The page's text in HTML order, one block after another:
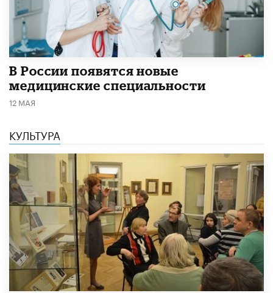
В России появятся новые
медицинские специальности
12 МАЯ
КУЛЬТУРА